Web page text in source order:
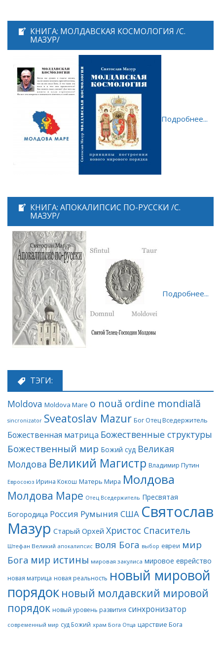
КНИГА: МОЛДАВСКАЯ КОСМОЛОГИЯ /С.
МАЗУР/
Подробнее...
КНИГА: АПОКАЛИПСИС ПО-РУССКИ /С.
МАЗУР/
Подробнее...
ТЭГИ:
Moldova Moldova Mare o nouă ordine mondială
sincronizator Sveatoslav Mazur Бог Отец Вседержитель
Божественная матрица Божественные структуры
Божественный мир Божий суд Великая
Молдова Великий Магистр Владимир Путин
Евросоюз Ирина Кокош Матерь Мира Молдова
Молдова Маре Отец Вседержитель Пресвятая
Богородица Россия Румыния США Святослав
Мазур Старый Орхей Христос Спаситель
Штефан Великий апокалипсис воля Бога выбор евреи мир
Бога мир истины мировая закулиса мировое еврейство
новая матрица новая реальность новый мировой
порядок новый молдавский мировой
порядок новый уровень развития синхронизатор
современный мир суд Божий храм Бога Отца царствие Бога